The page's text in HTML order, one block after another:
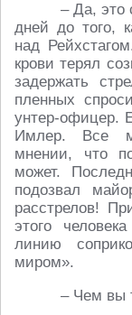
– Да, это
дней до того,
над
крови терял
задержать
пленных
унтер-офицер.
Имлер. Все
мнении, что
может.
подозвал
расстрелов!
этого
линию
миром».
– Чем вы